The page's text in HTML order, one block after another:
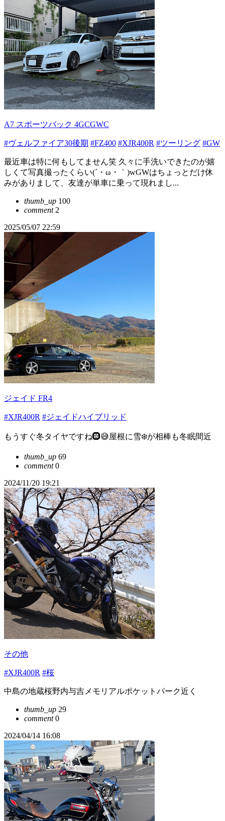
A7 スポーツバック 4GCGWC
#ヴェルファイア30後期 #FZ400 #XJR400R #ツーリング #GW
最近車は特に何もしてません笑 久々に手洗いできたのが嬉
しくて写真撮ったくらい(´・ω・｀)wGWはちょっとだけ休
みがありまして、友達が単車に乗って現れまし...
thumb_up 100
comment2
2025/05/07 22:59
ジェイド FR4
#XJR400R #ジェイドハイブリッド
もうすぐ冬タイヤですね🛞😅屋根に雪❄️が相棒も冬眠間近
thumb_up 69
comment0
2024/11/20 19:21
その他
#XJR400R #桜
中島の地蔵桜野内与吉メモリアルポケットパーク近く
thumb_up 29
comment0
2024/04/14 16:08